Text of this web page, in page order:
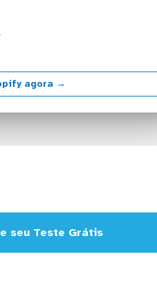
agora →
seu Teste Grátis